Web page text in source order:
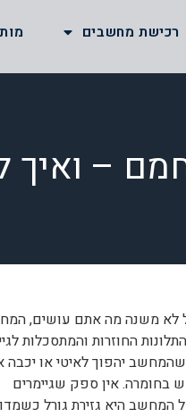
רכישת מחשבים
– ואיך
לא משנה מה אתם עושים,
החוזרות והמתסכלות
יהפוך לאיטי או יכבה
בחומרה. אין ספק שגיימרים
היא גזירת גורל